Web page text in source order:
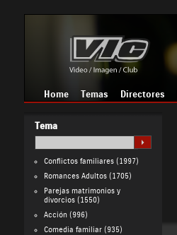
Home Temas Directores
Tema
Conflictos familiares(1997)
Romances Adultos(1705)
Parejas matrimonios y
divorcios(1550)
Acción(996)
Comedia familiar(935)